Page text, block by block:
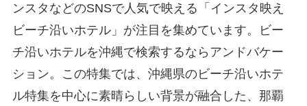
ンスタなどのSNSで人気で映える「インスタ映え
ビーチ沿いホテル」が注目を集めています。ビー
チ沿いホテルを沖縄で検索するならアンドバケー
ション。この特集では、沖縄県のビーチ沿いホテ
ル特集を中心に素晴らしい背景が融合した、那覇